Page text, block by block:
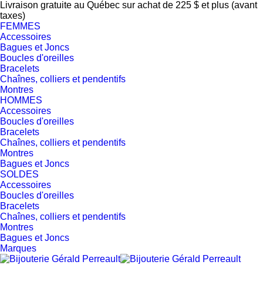
Livraison gratuite au Québec sur achat de 225 $ et plus (avant
taxes)
FEMMES
Accessoires
Bagues et Joncs
Boucles d'oreilles
Bracelets
Chaînes, colliers et pendentifs
Montres
HOMMES
Accessoires
Boucles d'oreilles
Bracelets
Chaînes, colliers et pendentifs
Montres
Bagues et Joncs
SOLDES
Accessoires
Boucles d'oreilles
Bracelets
Chaînes, colliers et pendentifs
Montres
Bagues et Joncs
Marques